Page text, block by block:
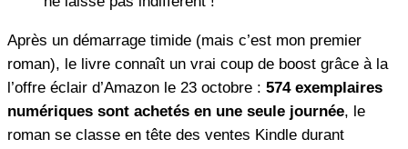
Après un démarrage timide (mais c’est mon premier
roman), le livre connaît un vrai coup de boost grâce à la
l’offre éclair d’Amazon le 23 octobre : 574 exemplaires
numériques sont achetés en une seule journée, le
roman se classe en tête des ventes Kindle durant